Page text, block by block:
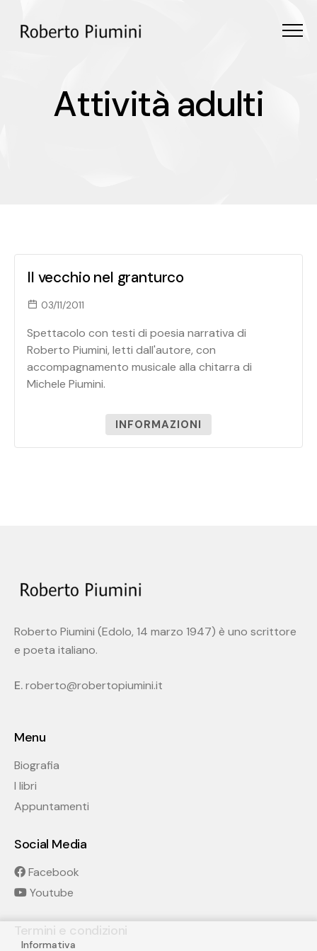
Attività adulti
Attivitàadulti
Il vecchio nel granturco
03/11/2011
Spettacolo con testi di poesia narrativa di
Roberto Piumini, letti dall'autore, con
accompagnamento musicale alla chitarra di
Michele Piumini.
INFORMAZIONI
Roberto Piumini (Edolo, 14 marzo 1947) è uno scrittore
e poeta italiano.
E.roberto@robertopiumini.it
Menu
Biografia
I libri
Appuntamenti
Social Media
Facebook
Youtube
Termini e condizioni
Informativa